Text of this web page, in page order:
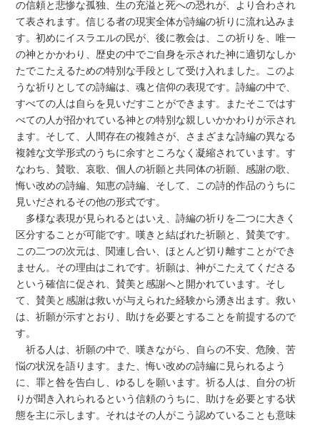
の信頼と悲惨な孤独、生の充溢と死への恐れが、より合わされ
て表されます。信じる者の現実全体が詩編の祈りに流れ込みま
す。初めにイスラエルの民が、後に教会は、この祈りを、唯一
の神とかかわり、歴史の中でご自身を示された神に適切なしか
たでこたえるための特別な手段として受け入れました。このよ
うな祈りとしての詩編は、魂と信仰の表現です。詩編の中で、
すべての人は自らを見いだすことができます。またそこではす
べての人が招かれている神との特別な親しいかかわりが示され
ます。そして、人間存在の複雑さが、さまざまな詩編の異なる
複雑な文学形式のうちに余すところなく凝縮されています。す
なわち、賛歌、哀歌、個人の祈願と共同体の祈願、感謝の歌、
悔い改めの詩編、知恵の詩編、そして、この詩的作品のうちに
見いだされるその他の形式です。
多様な表現が見られるとはいえ、詩編の祈りを二つに大きく
区分することが可能です。嘆きと結ばれた祈願と、賛美です。
この二つの次元は、関連し合い、ほとんど切り離すことができ
ません。その理由はこれです。祈願は、神がこたえてくださる
という確信に促され、賛美と感謝へと開かれています。そし
て、賛美と感謝は救いが与えられた経験から湧き出ます。救い
は、祈願が示すとおり、助けを必要とすることを前提するので
す。
祈る人は、祈願の中で、嘆きながら、自らの不安、危険、苦
悩の状況を語ります。また、悔い改めの詩編に見られるよう
に、罪と咎を告白し、ゆるしを願います。祈る人は、自分の祈
りが聞き入れられるという信頼のうちに、助けを必要とする状
態を主に示します。それはその人がこう認めていることも意味